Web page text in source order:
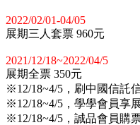
2022/02/01-04/05
展期三人套票 960元
2021/12/18~2022/04/5
展期全票 350元
※12/18~4/5，刷中國信託
※12/18~4/5，學學會員享
※12/18~4/5，誠品會員購